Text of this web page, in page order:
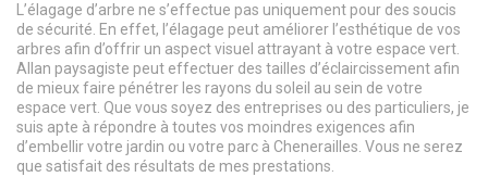
L’élagage d’arbre ne s’effectue pas uniquement pour des soucis
de sécurité. En effet, l’élagage peut améliorer l’esthétique de vos
arbres afin d’offrir un aspect visuel attrayant à votre espace vert.
Allan paysagiste peut effectuer des tailles d’éclaircissement afin
de mieux faire pénétrer les rayons du soleil au sein de votre
espace vert. Que vous soyez des entreprises ou des particuliers, je
suis apte à répondre à toutes vos moindres exigences afin
d’embellir votre jardin ou votre parc à Chenerailles. Vous ne serez
que satisfait des résultats de mes prestations.